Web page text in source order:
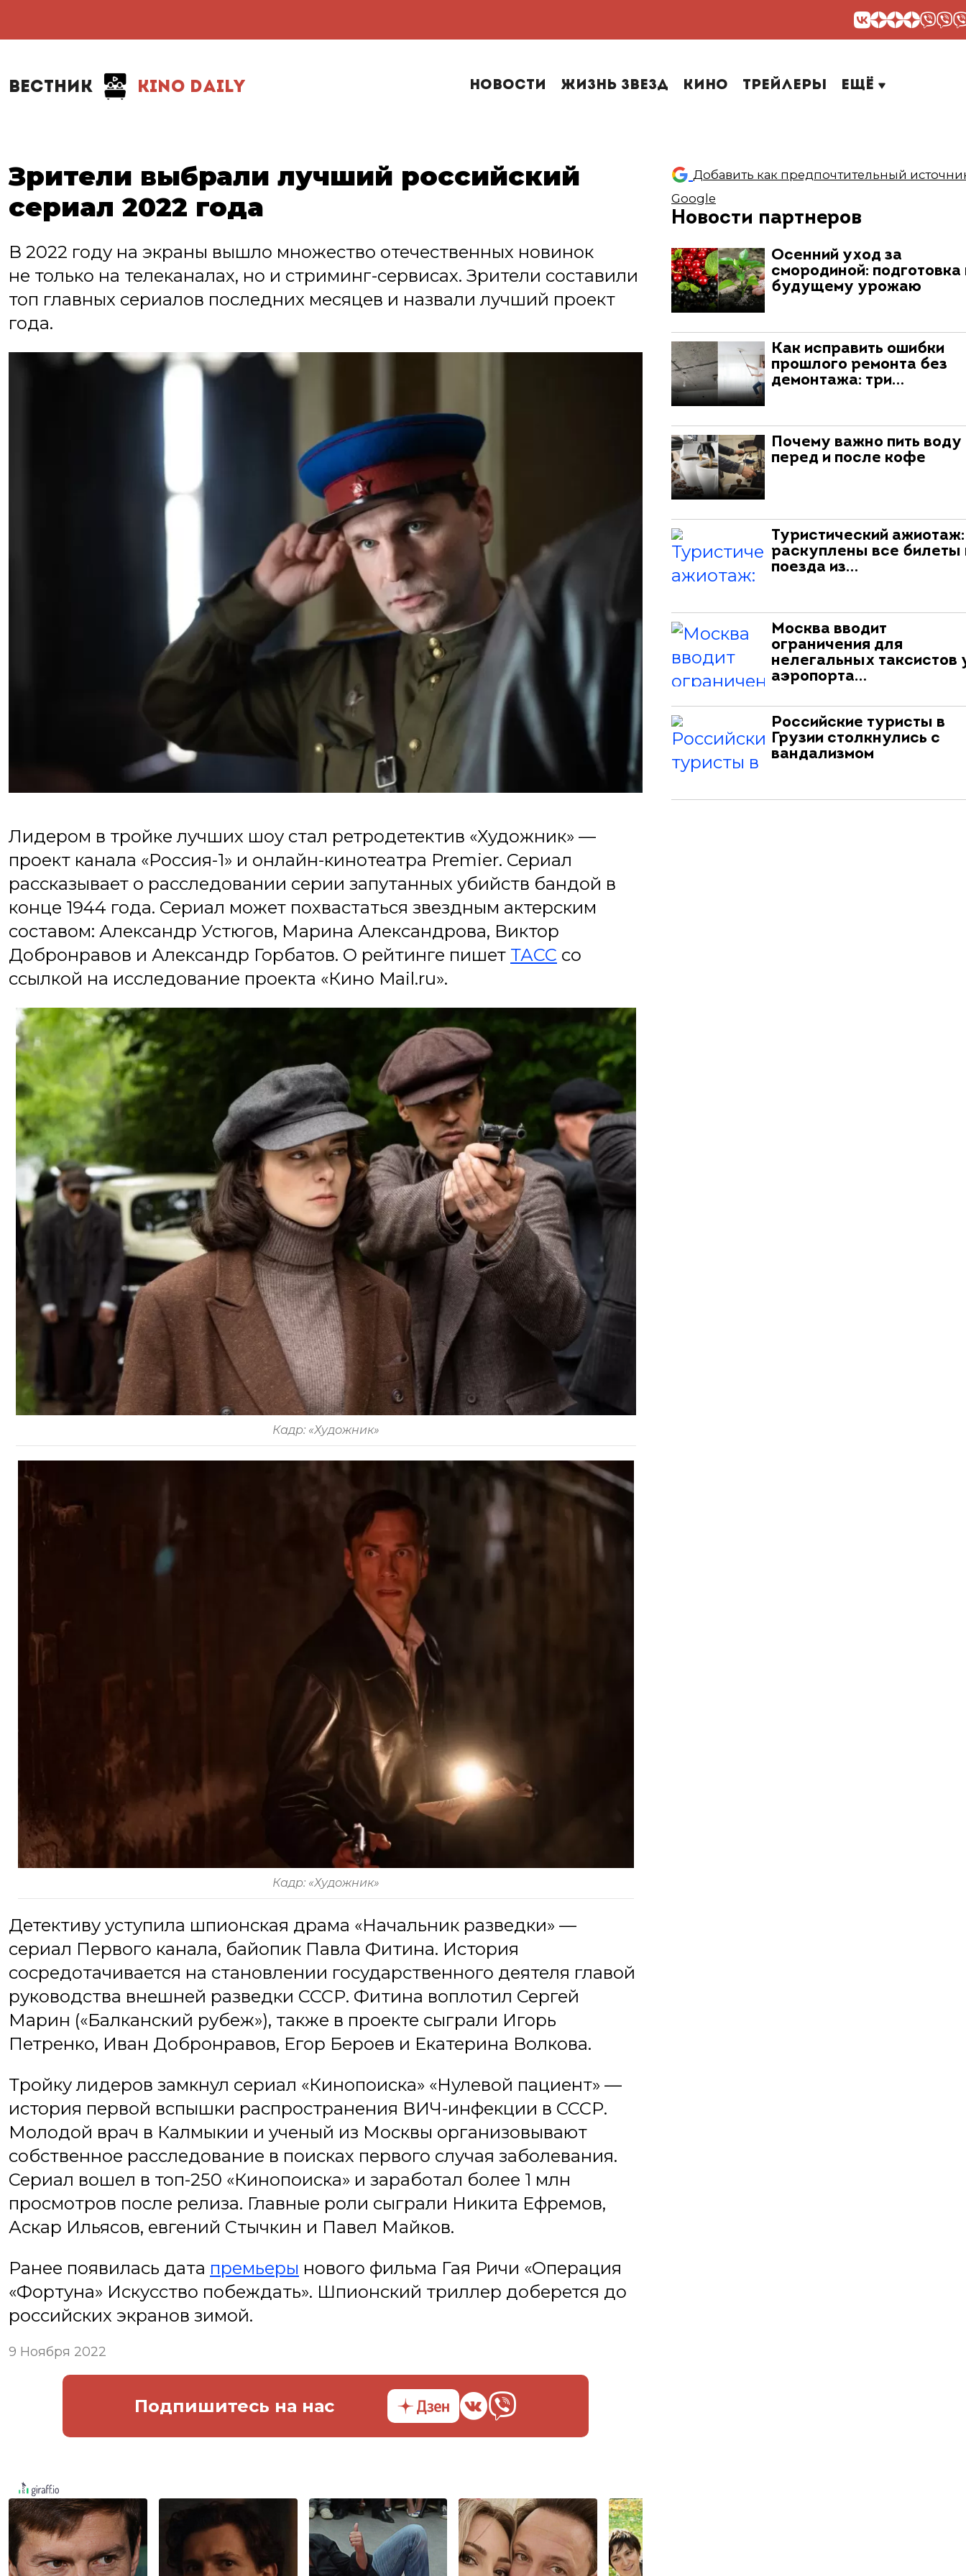
ВЕСТНИК KINO DAILY Новости Жизнь звезд Кино Трейлеры Ещё
Зрители выбрали лучший российский
сериал 2022 года
В 2022 году на экраны вышло множество отечественных новинок
не только на телеканалах, но и стриминг-сервисах. Зрители составили
топ главных сериалов последних месяцев и назвали лучший проект
года.
Лидером в тройке лучших шоу стал ретродетектив «Художник» —
проект канала «Россия-1» и онлайн-кинотеатра Premier. Сериал
рассказывает о расследовании серии запутанных убийств бандой в
конце 1944 года. Сериал может похвастаться звездным актерским
составом: Александр Устюгов, Марина Александрова, Виктор
Добронравов и Александр Горбатов. О рейтинге пишет ТАСС со
ссылкой на исследование проекта «Кино Mail.ru».
Кадр: «Художник»
Кадр: «Художник»
Детективу уступила шпионская драма «Начальник разведки» —
сериал Первого канала, байопик Павла Фитина. История
сосредотачивается на становлении государственного деятеля главой
руководства внешней разведки СССР. Фитина воплотил Сергей
Марин («Балканский рубеж»), также в проекте сыграли Игорь
Петренко, Иван Добронравов, Егор Бероев и Екатерина Волкова.
Тройку лидеров замкнул сериал «Кинопоиска» «Нулевой пациент» —
история первой вспышки распространения ВИЧ-инфекции в СССР.
Молодой врач в Калмыкии и ученый из Москвы организовывают
собственное расследование в поисках первого случая заболевания.
Сериал вошел в топ-250 «Кинопоиска» и заработал более 1 млн
просмотров после релиза. Главные роли сыграли Никита Ефремов,
Аскар Ильясов, евгений Стычкин и Павел Майков.
Ранее появилась дата премьеры нового фильма Гая Ричи «Операция
«Фортуна» Искусство побеждать». Шпионский триллер доберется до
российских экранов зимой.
9 Ноября 2022
Подпишитесь на нас
Добавить как предпочтительный
Google
Новости партнеров
Осенний уход за
смородиной: подготовка
будущему урожаю
Как исправить ошибки
прошлого ремонта без
демонтажа: три…
Почему важно пить воду
перед и после кофе
Туристический ажиотаж:
раскуплены все билеты
поезда из…
Москва вводит
ограничения для
нелегальных таксистов
аэропорта…
Российские туристы в
Грузии столкнулись с
вандализмом